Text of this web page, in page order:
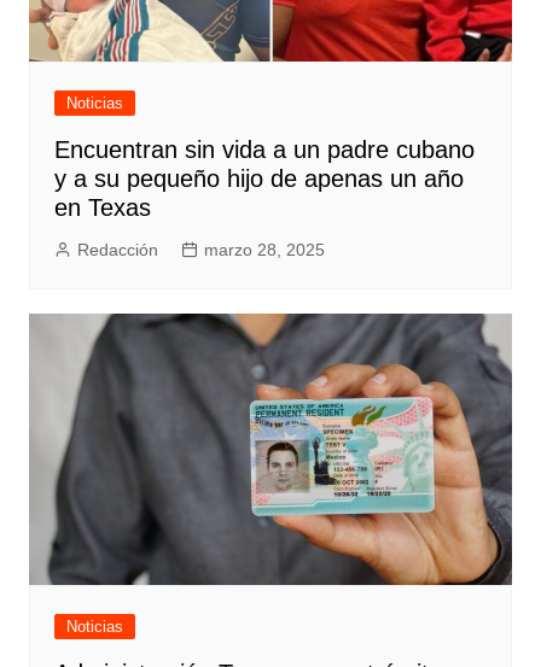
Noticias
Encuentran sin vida a un padre cubano
y a su pequeño hijo de apenas un año
en Texas
Redacción marzo 28, 2025
Noticias